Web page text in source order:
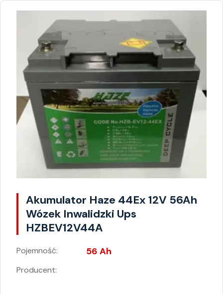
Akumulator Haze 44Ex 12V 56Ah
Wózek Inwalidzki Ups
HZBEV12V44A
Pojemność: 56 Ah
Producent: